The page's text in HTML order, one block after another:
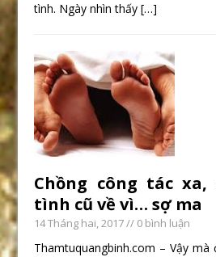
tình. Ngày nhìn thấy[…]
Chồng công tác
tình cũ về vì… sợ ma
14 Tháng hai, 2017// 0 bình luận
Thamtuquangbinh.com – Vậy